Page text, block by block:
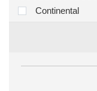
Continental